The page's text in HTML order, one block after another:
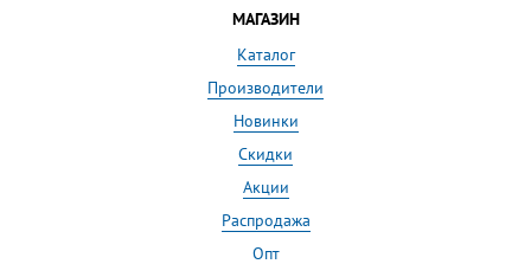
МАГАЗИН
Каталог
Производители
Новинки
Скидки
Акции
Распродажа
Опт